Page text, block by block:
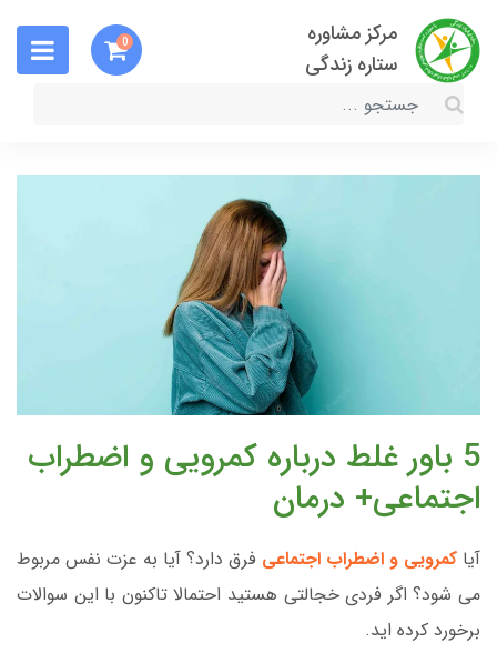
مرکز مشاوره
ستاره زندگی
0
5 باور غلط درباره کمرویی و اضطراب
اجتماعی+ درمان
آیا کمرویی و اضطراب اجتماعی فرق دارد؟ آیا به عزت نفس مربوط
می شود؟ اگر فردی خجالتی هستید احتمالا تاکنون با این سوالات
برخورد کرده اید.